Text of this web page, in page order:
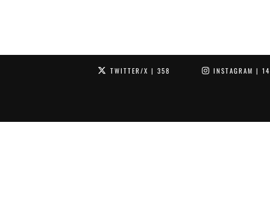
TWITTER/X | 358 INSTAGRAM |